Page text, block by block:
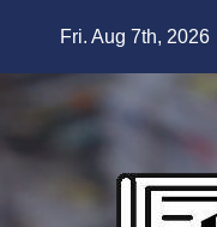
Fri. Aug 7th, 2026